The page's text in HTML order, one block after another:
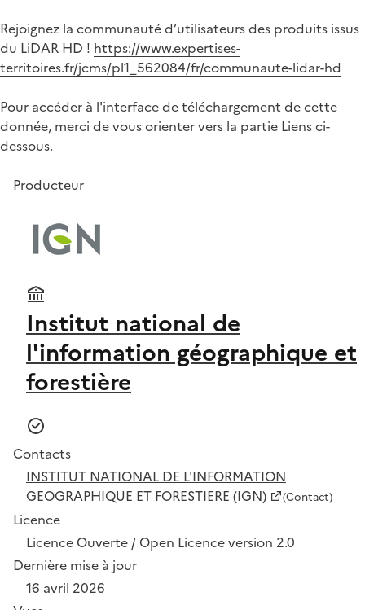
Rejoignez la communauté d’utilisateurs des produits issus
du LiDAR HD ! https://www.expertises-
territoires.fr/jcms/pl1_562084/fr/communaute-lidar-hd
Pour accéder à l'interface de téléchargement de cette
donnée, merci de vous orienter vers la partie Liens ci-
dessous.
Producteur
Institut national de
l'information géographique et
forestière
Contacts
INSTITUT NATIONAL DE L'INFORMATION
GEOGRAPHIQUE ET FORESTIERE (IGN)
(Contact)
Licence
Licence Ouverte / Open Licence version 2.0
Dernière mise à jour
16 avril 2026